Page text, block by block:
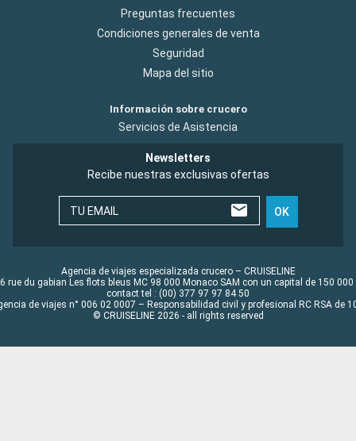
Preguntas frecuentes
Condiciones generales de venta
Seguridad
Mapa del sitio
Información sobre crucero
Servicios de Asistencia
Newsletters
Recibe nuestras exclusivas ofertas
TU EMAIL OK
Agencia de viajes especializada crucero – CRUISELINE
rue du gabian Les flots bleus MC 98 000 Monaco SAM con un capital de 150 000
contact tel : (00) 377 97 97 84 50
de viajes n° 006 02 0007 – Responsabilidad civil y profesional RC RSA de
© CRUISELINE 2026 - all rights reserved